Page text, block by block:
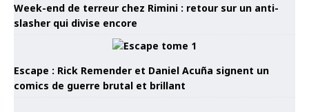
Week-end de terreur chez Rimini : retour sur un anti-
slasher qui divise encore
Escape : Rick Remender et Daniel Acuña signent un
comics de guerre brutal et brillant